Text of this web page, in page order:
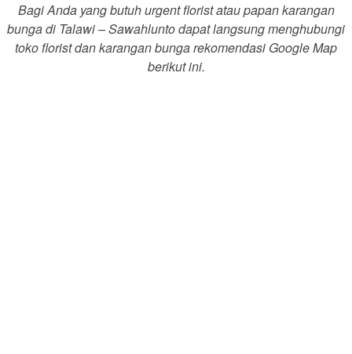
Bagi Anda yang butuh urgent florist atau papan karangan
bunga di Talawi – Sawahlunto dapat langsung menghubungi
toko florist dan karangan bunga rekomendasi Google Map
berikut ini.